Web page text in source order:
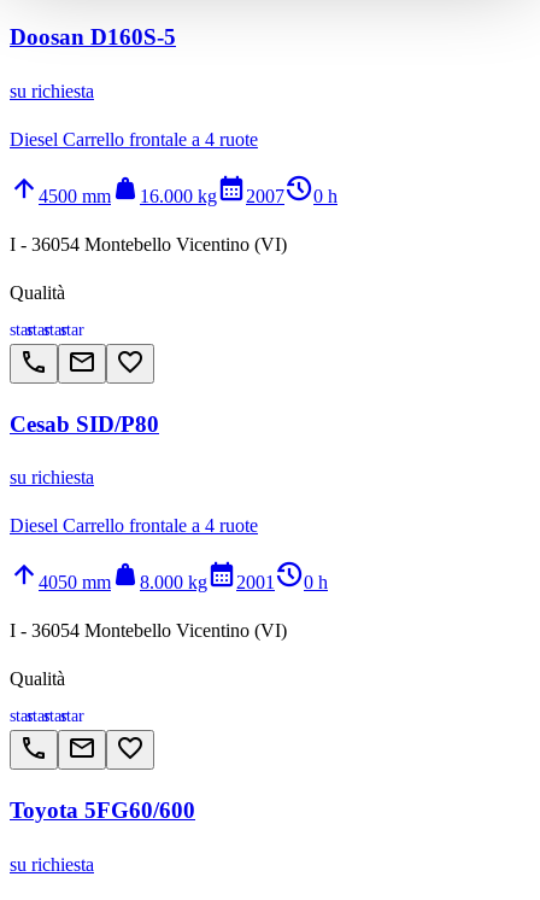
Doosan D160S-5
su richiesta
Diesel Carrello frontale a 4 ruote
arrow_upward 4500 mm weight 16.000 kgcalendar_month2007history_20 h
I - 36054 Montebello Vicentino (VI)
Qualità
starstarstarstar
call email favorite_border
Cesab SID/P80
su richiesta
Diesel Carrello frontale a 4 ruote
arrow_upward 4050 mm weight 8.000 kgcalendar_month2001history_20 h
I - 36054 Montebello Vicentino (VI)
Qualità
starstarstarstar
call email favorite_border
Toyota 5FG60/600
su richiesta